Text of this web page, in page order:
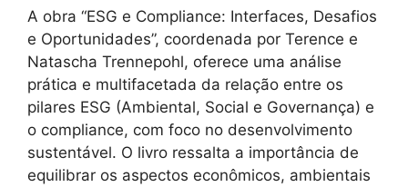
A obra “ESG e Compliance: Interfaces, Desafios
e Oportunidades”, coordenada por Terence e
Natascha Trennepohl, oferece uma análise
prática e multifacetada da relação entre os
pilares ESG (Ambiental, Social e Governança) e
o compliance, com foco no desenvolvimento
sustentável. O livro ressalta a importância de
equilibrar os aspectos econômicos, ambientais